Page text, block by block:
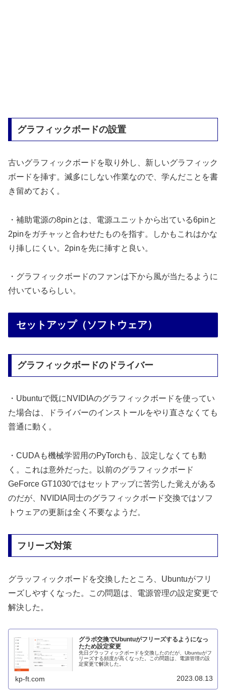
グラフィックボードの設置
古いグラフィックボードを取り外し、新しいグラフィック
ボードを挿す。滅多にしない作業なので、学んだことを書
き留めておく。
・補助電源の8pinとは、電源ユニットから出ている6pinと
2pinをガチャッと合わせたものを指す。しかもこれはかな
り挿しにくい。2pinを先に挿すと良い。
・グラフィックボードのファンは下から風が当たるように
付いているらしい。
セットアップ（ソフトウェア）
グラフィックボードのドライバー
・Ubuntuで既にNVIDIAのグラフィックボードを使ってい
た場合は、ドライバーのインストールをやり直さなくても
普通に動く。
・CUDAも機械学習用のPyTorchも、設定しなくても動
く。これは意外だった。以前のグラフィックボード
GeForce GT1030ではセットアップに苦労した覚えがある
のだが、NVIDIA同士のグラフィックボード交換ではソフ
トウェアの更新は全く不要なようだ。
フリーズ対策
グラッフィックボードを交換したところ、Ubuntuがフリ
ーズしやすくなった。この問題は、電源管理の設定変更で
解決した。
グラボ交換でUbuntuがフリーズするようになっ
たため設定変更
先日グラッフィックボードを交換したのだが、Ubuntuがフ
リーズする頻度が高くなった。この問題は、電源管理の設
定変更で解決した。
kp-ft.com 2023.08.13